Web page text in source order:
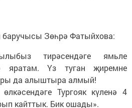
баручысы Зөһрә Фатыйхова:
тирәсендәге ямьле
яратам. Үз туган җиремне
да алыштыра алмый!
Тургояк күленә 4
кайттык. Бик ошады».